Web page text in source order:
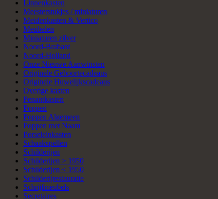
Linnenkasten
Meesterstukjes / miniaturen
Meidenkasten & Vertico
Meubelen
Miniaturen zilver
Noord-Brabant
Noord-Holland
Onze Nieuwe Aanwinsten
Originele Geboortecadeaus
Originele Huwelijkscadeaus
Overige kasten
Penantkasten
Poppen
Poppen Algemeen
Poppen met Naam
Porseleinkasten
Schaakspellen
Schilderijen
Schilderijen > 1950
Schilderijen < 1950
Schilderijrestauratie
Schrijfmeubels
Secretaires